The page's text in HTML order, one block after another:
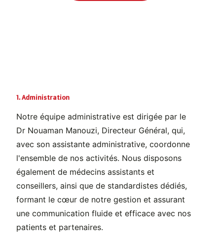
1. Administration
Notre équipe administrative est dirigée par le
Dr Nouaman Manouzi, Directeur Général, qui,
avec son assistante administrative, coordonne
l'ensemble de nos activités. Nous disposons
également de médecins assistants et
conseillers, ainsi que de standardistes dédiés,
formant le cœur de notre gestion et assurant
une communication fluide et efficace avec nos
patients et partenaires.